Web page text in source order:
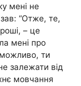
мені не
“Отже, те,
– це
мені про
можливо, ти
залежати від
мовчання